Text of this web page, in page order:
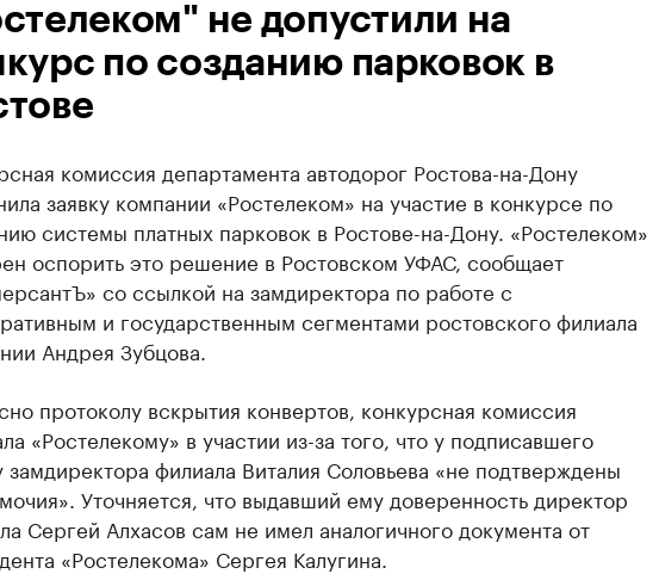
не допустили на
по созданию парковок в
комиссия департамента автодорог Ростова-на-Дону
заявку компании «Ростелеком» на участие в конкурсе по
системы платных парковок в Ростове-на-Дону. «Ростелеком»
оспорить это решение в Ростовском УФАС, сообщает
со ссылкой на замдиректора по работе с
и государственным сегментами ростовского филиала
Андрея Зубцова.
протоколу вскрытия конвертов, конкурсная комиссия
«Ростелекому» в участии из-за того, что у подписавшего
замдиректора филиала Виталия Соловьева «не подтверждены
Уточняется, что выдавший ему доверенность директор
Сергей Алхасов сам не имел аналогичного документа от
«Ростелекома» Сергея Калугина.